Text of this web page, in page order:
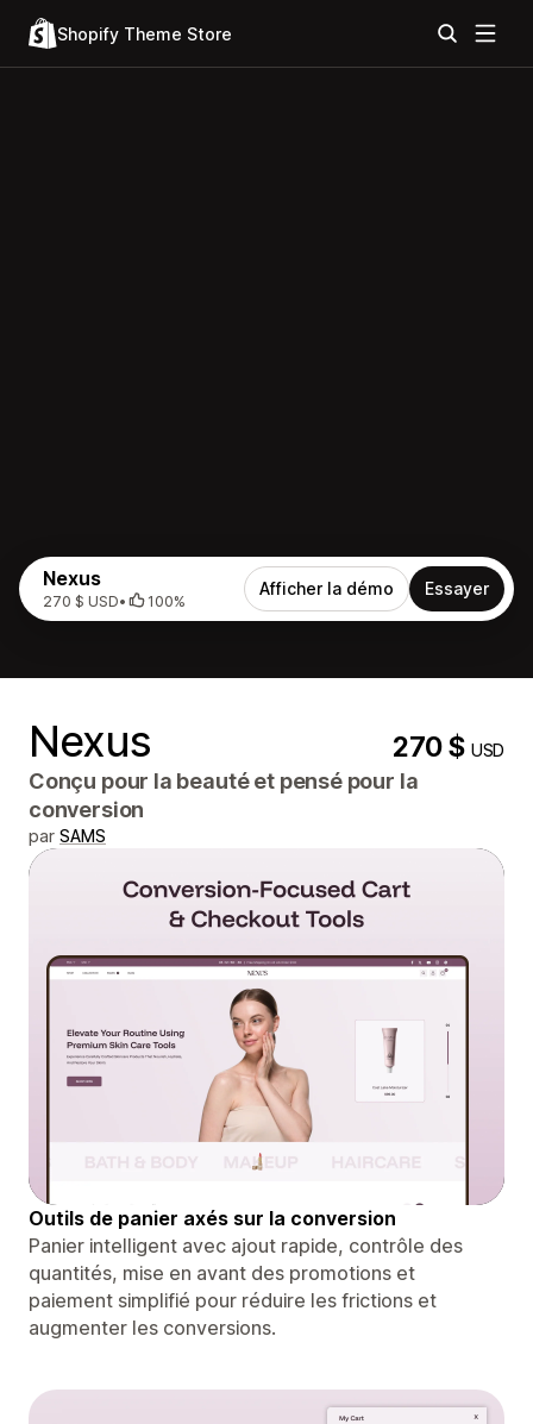
Shopify Theme Store
Nexus
270 $ USD• 100%
Afficher la démo Essayer
Nexus 270 $USD
Conçu pour la beauté et pensé pour la
conversion
par SAMS
Outils de panier axés sur la conversion
Panier intelligent avec ajout rapide, contrôle des
quantités, mise en avant des promotions et
paiement simplifié pour réduire les frictions et
augmenter les conversions.